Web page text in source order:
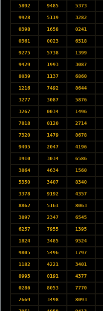
5892 9485 5373
9928 5119 3282
0398 1658 0241
0361 0023 6518
9275 5738 1399
9429 1993 3087
8039 1137 6860
1216 7492 8644
3277 3087 5876
3267 0034 1496
7818 0120 2714
7320 1479 8678
9495 2047 4196
1910 3034 6586
3864 4634 1560
5350 3407 8340
3378 9192 4357
8862 5161 8063
3897 2347 6545
6257 7955 1395
1824 3485 9524
9805 5496 1797
1182 4221 3401
8993 0191 4377
0286 8053 7770
2669 3498 8093